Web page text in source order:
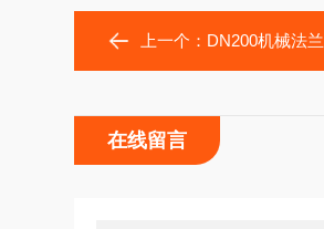
上一个： DN200机械法兰密
在线留言